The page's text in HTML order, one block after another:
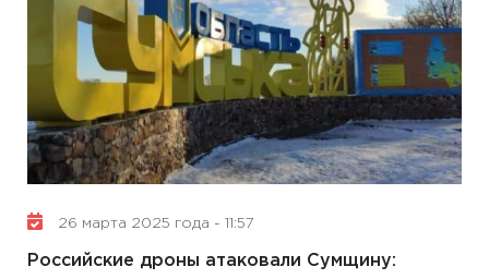
26 марта 2025 года - 11:57
Российские дроны атаковали Сумщину: